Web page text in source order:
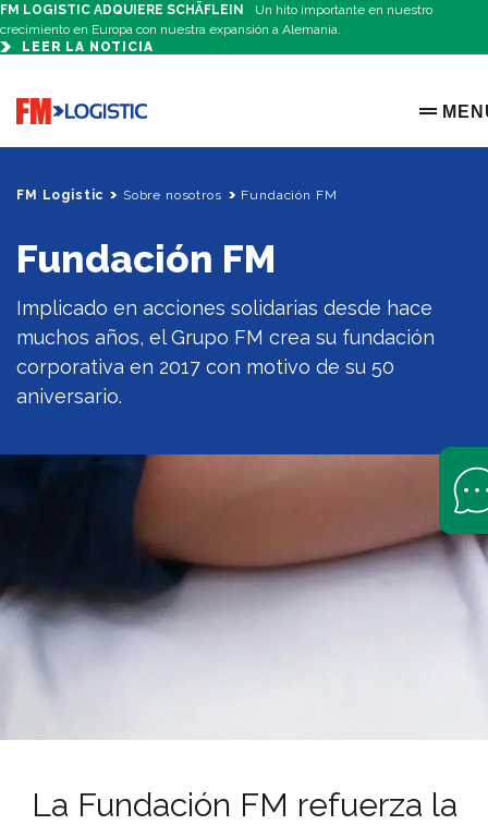
FM LOGISTIC ADQUIERE SCHÄFLEIN
Un hito importante en nuestro
crecimiento en Europa con nuestra expansión a Alemania.
LEER LA NOTICIA
Go to home page
OPEN
FM Logistic Sobre nosotros Fundación FM
Fundación FM
Implicado en acciones solidarias desde hace
muchos años, el Grupo FM crea su fundación
corporativa en 2017 con motivo de su 50
aniversario.
La Fundación FM refuerza la